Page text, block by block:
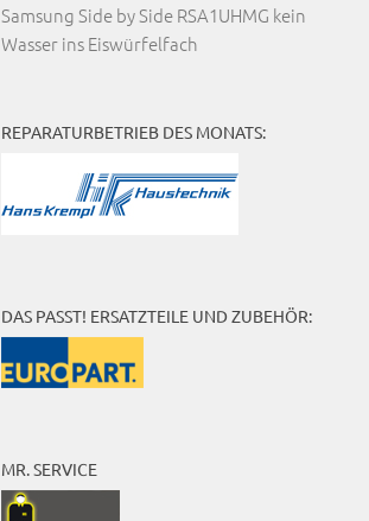
Samsung Side by Side RSA1UHMG kein
Wasser ins Eiswürfelfach
REPARATURBETRIEB DES MONATS:
DAS PASST! ERSATZTEILE UND ZUBEHÖR:
MR. SERVICE